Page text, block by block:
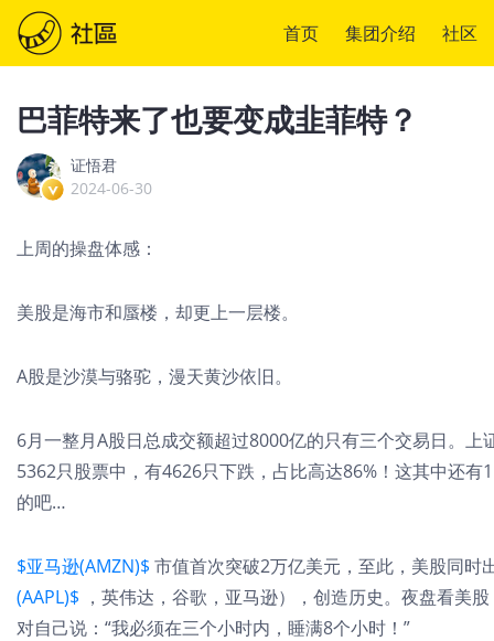
首页 集团介绍 社区
巴菲特来了也要变成韭菲特？
证悟君
2024-06-30
上周的操盘体感：
美股是海市和蜃楼，却更上一层楼。
A股是沙漠与骆驼，漫天黄沙依旧。
6月一整月A股日总成交额超过8000亿的只有三个交易日。
5362只股票中，有4626只下跌，占比高达86%！这其中还
的吧…
$亚马逊(AMZN)$ 市值首次突破2万亿美元，至此，美股同
(AAPL)$ ，英伟达，谷歌，亚马逊），创造历史。夜盘看美
对自己说：“我必须在三个小时内，睡满8个小时！”